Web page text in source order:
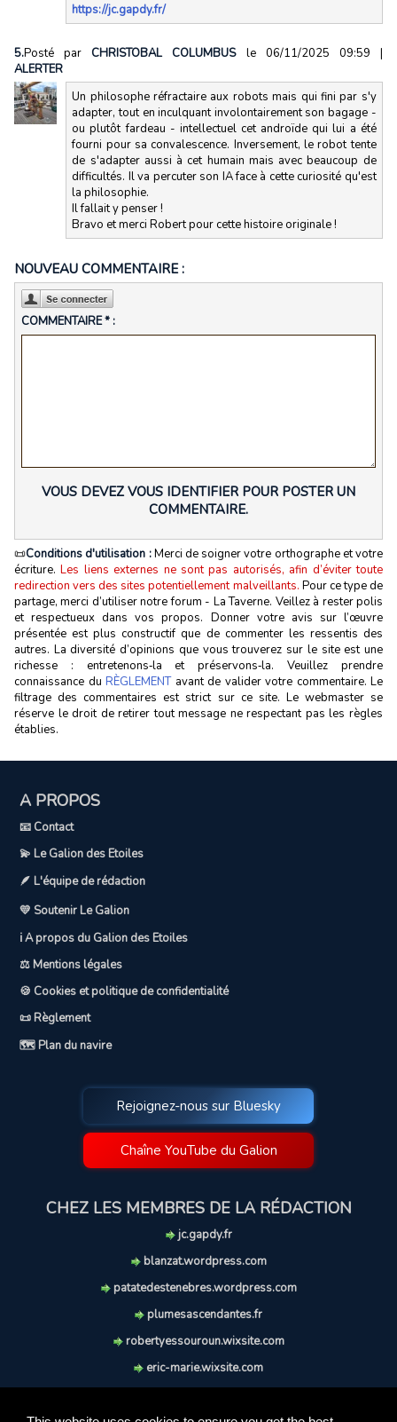
https://jc.gapdy.fr/
5.Posté parCHRISTOBAL COLUMBUS le 06/11/2025 09:59 |
ALERTER
Un philosophe réfractaire aux robots mais qui fini par s'y
adapter, tout en inculquant involontairement son bagage -
ou plutôt fardeau - intellectuel cet androïde qui lui a été
fourni pour sa convalescence. Inversement, le robot tente
de s'adapter aussi à cet humain mais avec beaucoup de
difficultés. Il va percuter son IA face à cette curiosité qu'est
la philosophie.
Il fallait y penser !
Bravo et merci Robert pour cette histoire originale !
NOUVEAU COMMENTAIRE :
COMMENTAIRE * :
VOUS DEVEZ VOUS IDENTIFIER POUR POSTER UN
COMMENTAIRE.
📜Conditions d'utilisation :Merci de soigner votre orthographe et votre
écriture.Les liens externes ne sont pas autorisés, afin d’éviter toute
redirection vers des sites potentiellement malveillants. Pour ce type de
partage, merci d’utiliser notre forum - La Taverne. Veillez à rester polis
et respectueux dans vos propos. Donner votre avis sur l’œuvre
présentée est plus constructif que de commenter les ressentis des
autres. La diversité d’opinions que vous trouverez sur le site est une
richesse : entretenons‑la et préservons‑la. Veuillez prendre
connaissance du RÈGLEMENTavant de valider votre commentaire. Le
filtrage des commentaires est strict sur ce site. Le webmaster se
réserve le droit de retirer tout message ne respectant pas les règles
établies.
A PROPOS
📧 Contact
💫 Le Galion des Etoiles
🪶 L'équipe de rédaction
💛 Soutenir Le Galion
ℹ️ A propos du Galion des Etoiles
⚖️ Mentions légales
🍪 Cookies et politique de confidentialité
📜 Règlement
🗺️ Plan du navire
Rejoignez-nous sur Bluesky
Chaîne YouTube du Galion
CHEZ LES MEMBRES DE LA RÉDACTION
jc.gapdy.fr
blanzat.wordpress.com
patatedestenebres.wordpress.com
plumesascendantes.fr
robertyessouroun.wixsite.com
eric-marie.wixsite.com